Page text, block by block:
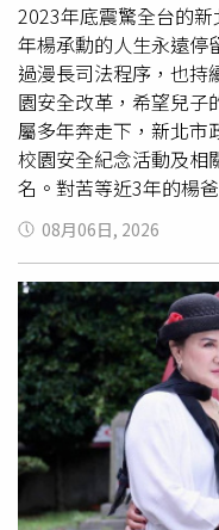
2023年底震驚全台的
年楊承勳的人生永遠停
過漫長司法程序，也持
園安全改革，希望兒子
屬多年奔走下，新北市
校園安全紀念活動及相
名。對苦等近3年的楊
開，更代表孩子終於
只是新聞中的「楊姓
得知審議結果後，楊爸
次向教育局確認內容後
只說了一句：「承勳
感慨表示：「終於又往
家人近3年來奔走、等
只是開始，更重要的是
持續推動《少年事件處
改革，希望建議教育單
立更完善的即時通報
08月06日, 2026